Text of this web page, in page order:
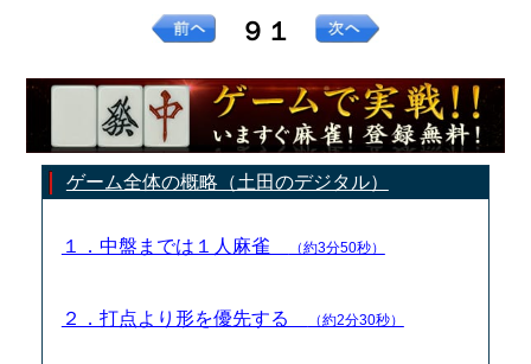
９１
ゲーム全体の概略（土田のデジタル）
１．中盤までは１人麻雀 （約3分50秒）
２．打点より形を優先する （約2分30秒）